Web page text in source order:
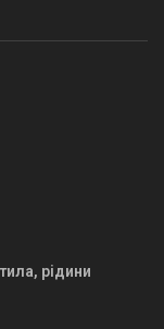
рідини